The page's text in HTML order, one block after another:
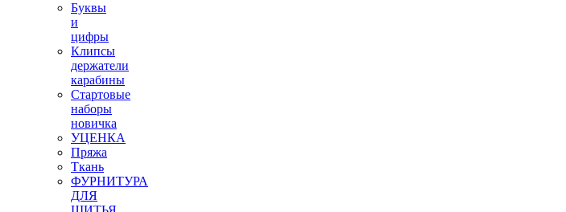
Буквы
и
цифры
Клипсы
держатели
карабины
Стартовые
наборы
новичка
УЦЕНКА
Пряжа
Ткань
ФУРНИТУРА
ДЛЯ